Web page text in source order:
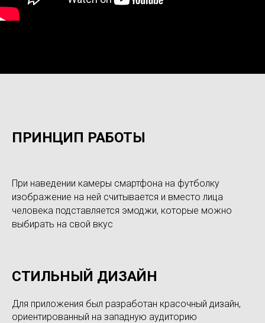
ПРИНЦИП РАБОТЫ
При наведении камеры смартфона на футболку
изображение на ней считывается и вместо лица
человека подставляется эмоджи, которые можно
выбирать на свой вкус
СТИЛЬНЫЙ ДИЗАЙН
Для приложения был разработан красочный дизайн,
ориентированный на западную аудиторию